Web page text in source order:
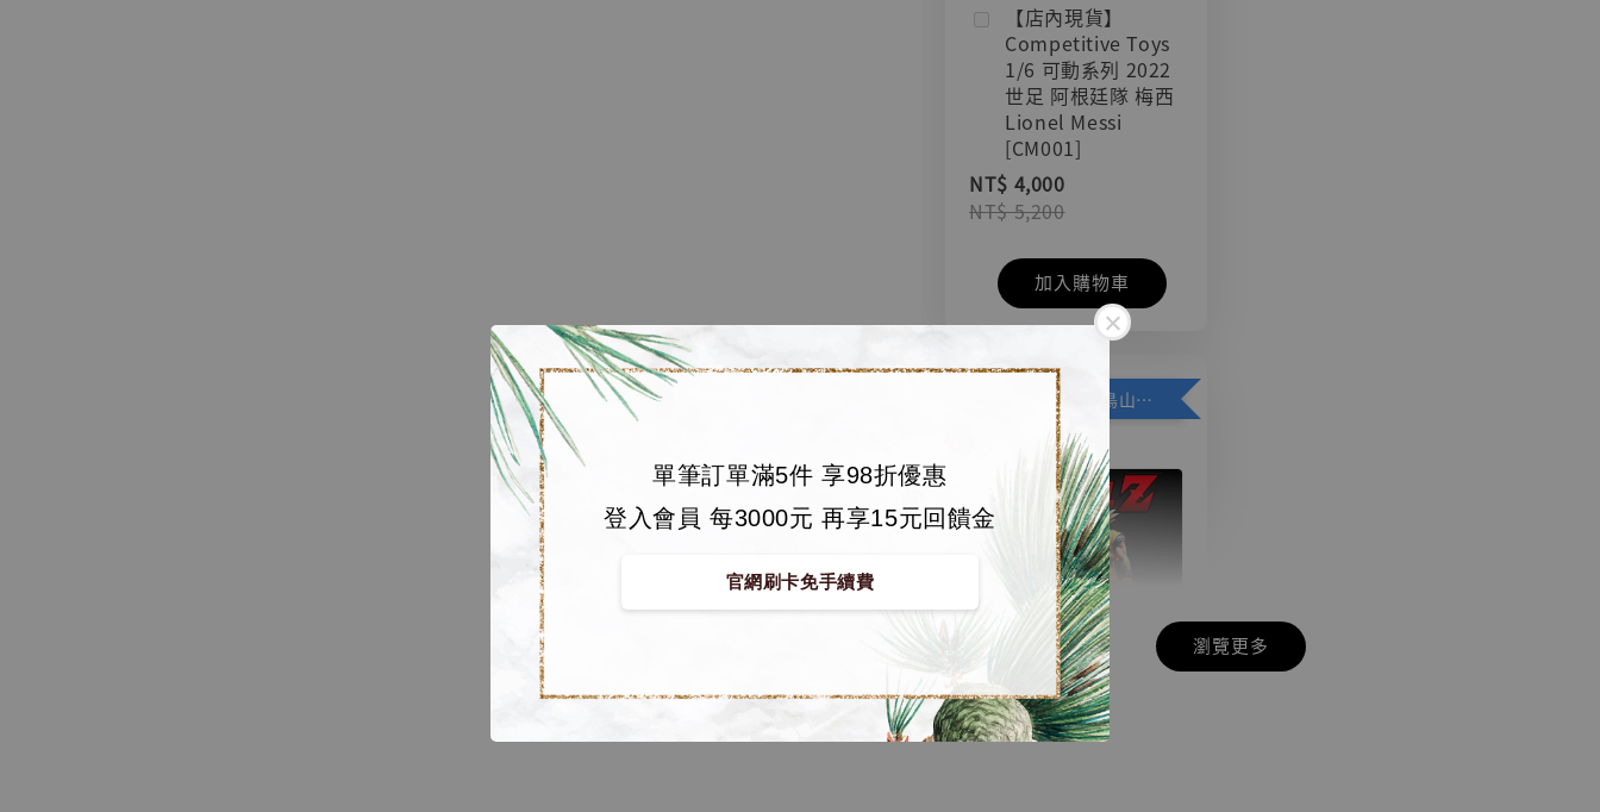
單筆訂單滿5件 享98折優惠
登入會員 每3000元 再享15元回饋金
官網刷卡免手續費
【店內現貨】
Competitive Toys
1/6 可動系列 2022
世足 阿根廷隊 梅西
Lionel Messi
[CM001]
NT$ 4,000
NT$ 5,200
加入購物車
加購優惠【悟空 鳥山明紀念款 [奇蹟工作室]】
【店內現貨】七龍珠
系列蒐藏雕像 悟空
瀏覽更多
🏝【無人島玩具】